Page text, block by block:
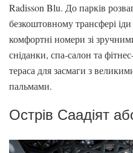
Radisson Blu. До парків
безкоштовному трансфері
комфортні номери зі
сніданки, спа-салон та
тераса для засмаги з
пальмами.
Острів Саадіят